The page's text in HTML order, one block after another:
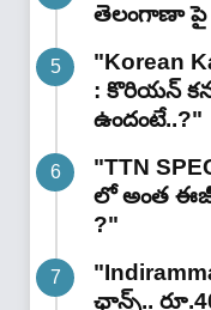
తెలంగాణా పై
"Korean
: కొరియన్
ఉందంటే..?"
"TTN
లో అంత ఈజీ
?"
ఛాన్స్..